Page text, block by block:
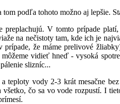
podľa tohoto možno aj lepšie.
preplachujú. V tomto prípade
na nečistoty tam, kde ich je
že máme prelivové
vidieť hneď - vysoká
slizníc...
teploty vody 2-3 krát mesačne
čo sa vo vode rozpustí. I